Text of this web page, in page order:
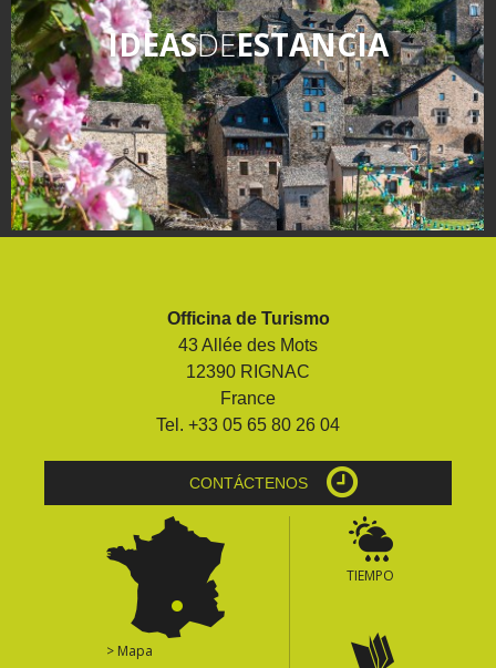
IDEASDEESTANCIA
Officina de Turismo
43 Allée des Mots
12390 RIGNAC
France
Tel. +33 05 65 80 26 04
CONTÁCTENOS
> Mapa
TIEMPO